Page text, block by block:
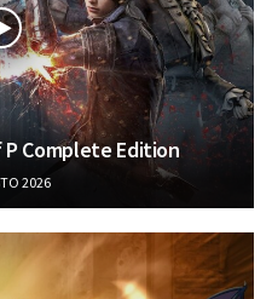
Complete Edition
2026